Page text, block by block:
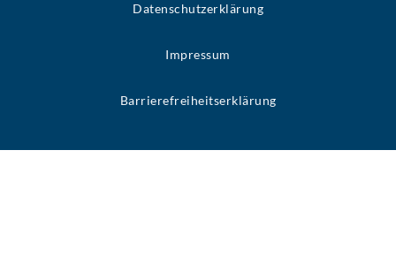
Datenschutzerklärung
Impressum
Barrierefreiheitserklärung